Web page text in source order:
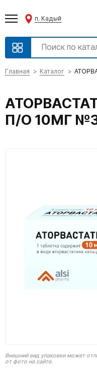
п. Кадый
Главная Каталог
П/О 10МГ
Внешний вид упаковки может
от фото на сайте.